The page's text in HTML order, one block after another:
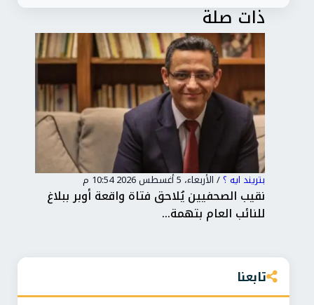
ذات صلة
بتريند ايه ؟/ الأربعاء، 5 أغسطس 2026 10:54 م
نقيب الصحفيين يُلاحق فتاة واقعة أوبر ببلاغ
للنائب العام بتهمة...
تابعنا